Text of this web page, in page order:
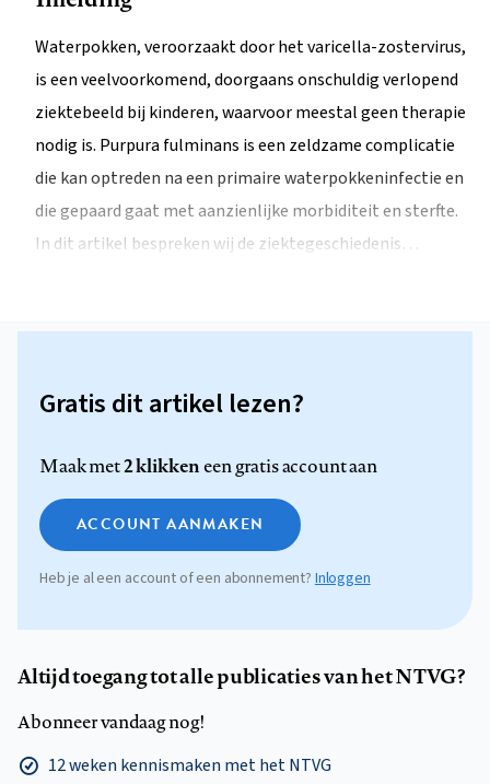
Waterpokken, veroorzaakt door het varicella-zostervirus,
is een veelvoorkomend, doorgaans onschuldig verlopend
ziektebeeld bij kinderen, waarvoor meestal geen therapie
nodig is. Purpura fulminans is een zeldzame complicatie
die kan optreden na een primaire waterpokkeninfectie en
die gepaard gaat met aanzienlijke morbiditeit en sterfte.
In dit artikel bespreken wij de ziektegeschiedenis…
Gratis dit artikel lezen?
Maak met2 klikkeneen gratis account aan
ACCOUNT AANMAKEN
Heb je al een account of een abonnement? Inloggen
Altijd toegang tot alle publicaties van het NTVG?
Abonneer vandaag nog!
12 weken kennismaken met het NTVG